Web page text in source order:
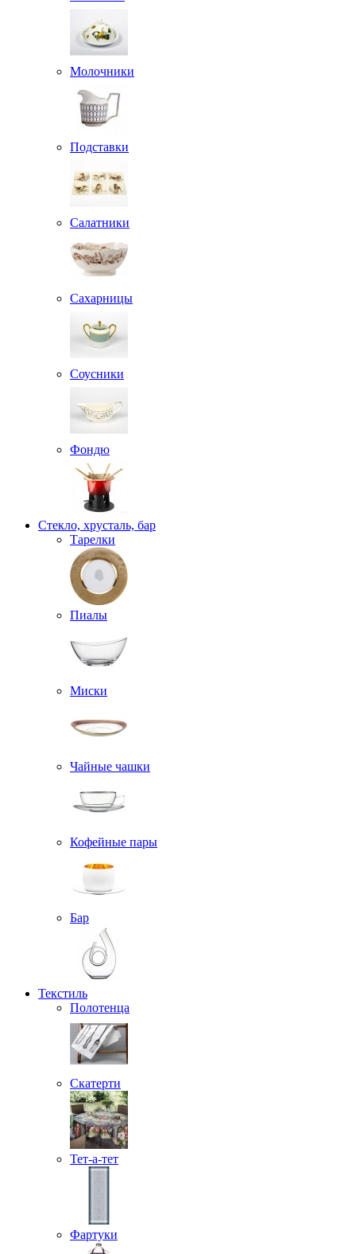
Молочники
Подставки
Салатники
Сахарницы
Соусники
Фондю
Стекло, хрусталь, бар
Тарелки
Пиалы
Миски
Чайные чашки
Кофейные пары
Бар
Текстиль
Полотенца
Скатерти
Тет-а-тет
Фартуки